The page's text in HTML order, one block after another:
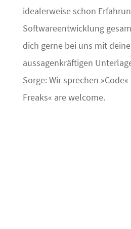
idealerweise schon
Softwareentwicklung
dich gerne bei uns mit
aussagenkräftigen
Sorge: Wir sprechen
Freaks« are welcome.